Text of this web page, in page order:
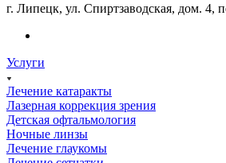
г. Липецк, ул. Спиртзаводская, дом. 4,
Услуги
Лечение катаракты
Лазерная коррекция зрения
Детская офтальмология
Ночные линзы
Лечение глаукомы